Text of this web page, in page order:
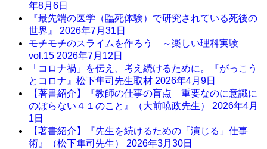
年8月6日
『最先端の医学（臨死体験）で研究されている死後の
世界』 2026年7月31日
モチモチのスライムを作ろう ～楽しい理科実験
vol.15 2026年7月12日
「コロナ禍」を伝え、考え続けるために。『がっこう
とコロナ』松下隼司先生取材 2026年4月9日
【著書紹介】『教師の仕事の盲点 重要なのに意識に
のぼらない４１のこと』（大前暁政先生） 2026年4月
1日
【著書紹介】『先生を続けるための「演じる」仕事
術』（松下隼司先生） 2026年3月30日